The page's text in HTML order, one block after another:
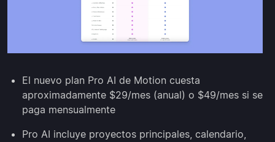
El nuevo plan Pro AI de Motion cuesta
aproximadamente $29/mes (anual) o $49/mes si se
paga mensualmente
Pro AI incluye proyectos principales, calendario,